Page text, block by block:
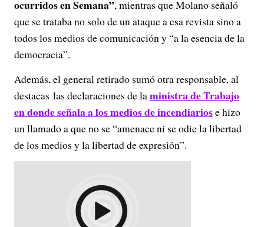
ocurridos en Semana”, mientras que Molano señaló
que se trataba no solo de un ataque a esa revista sino a
todos los medios de comunicación y “a la esencia de la
democracia”.
Además, el general retirado sumó otra responsable, al
destacas las declaraciones de laministra de Trabajo
en donde señala a los medios de incendiariose hizo
un llamado a que no se “amenace ni se odie la libertad
de los medios y la libertad de expresión”.